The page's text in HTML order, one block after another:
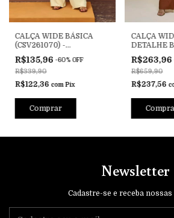
CALÇA WIDE BÁSICA
(CSV261070) -
CSV261068.2
R$135,96 -60% OFF
R$339,90
R$122,36 com Pix
Comprar
CALÇA
DETALHE
CV261523
R$263,96
R$659,90
R$237,56
Newsletter
Cadastre-se e receba